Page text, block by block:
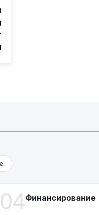
04Финансирование